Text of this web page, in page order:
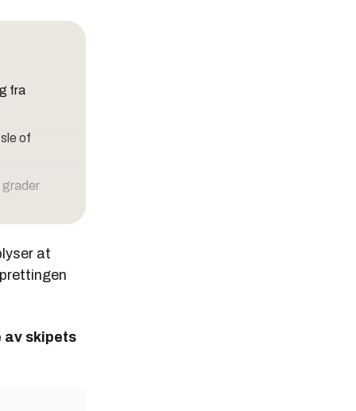
fra
of
grader
biler
at
av skipets